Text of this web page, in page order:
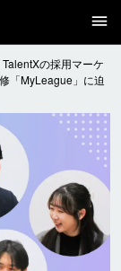
の採用マーケ
「MyLeague」に迫